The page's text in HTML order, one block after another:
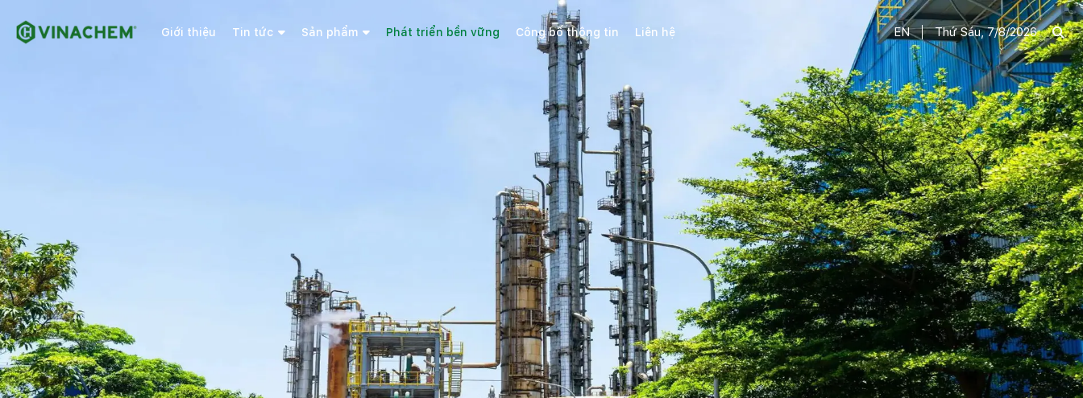
Giới thiệu Tin tức Sản phẩm Phát triển bền vững Công bố thông tin Liên hệ EN Thứ Sáu, 7/8/2026